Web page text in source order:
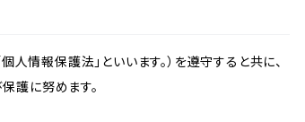
情報保護法」といいます。）を遵守すると共に、
護に努めます。